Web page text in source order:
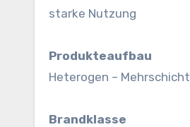
starke Nutzung
Produkteaufbau
Heterogen – Mehrschicht
Brandklasse